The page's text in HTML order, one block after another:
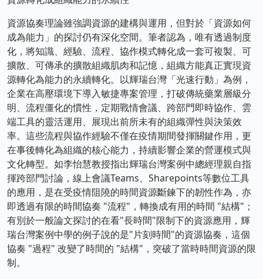
資源協奏理論雖強調資源的建構與運用，但對於「資源如何
成為能力」的探討仍有深化空間。筆者認為，唯有透過制度
化，將知識、經驗、流程、協作模式轉化成一套可複製、可
擴散、可傳承的擴散組織肌肉和記憶，組織方能真正實現資
源轉化為能力的永續轉化。以輝瑞台灣「光速行動」為例，
企業在高壓環境下導入敏捷專案管理，打破傳統藥業層級分
明、流程僵化的慣性，定期戰情會議、跨部門即時協作、雲
端工具的靈活運用、展現出前所未有的組織彈性與決策效
率。這些流程與協作經驗不僅在疫情期間發揮關鍵作用，更
在事後轉化為組織的核心能力，持續影響企業的營運模式與
文化轉型。如李怡慧教授指出輝瑞台灣案例中總經理親自指
揮跨部門討論，線上會議Teams、Sharepoints等數位工具
的應用，是在受疫情阻隢的時間資源斷鍊下的韌性作為，亦
即透過有限的時間協奏 "流程"，轉換成有用的時間 "結構"；
有別於一般論文探討的在看"長時間"限制下的資源應用，輝
瑞台灣案例中學的例子說的是"片刻時間"的資源協奏，這個
協奏 "過程" 改變了時間的 "結構"，突破了當時時間資源的限
制。